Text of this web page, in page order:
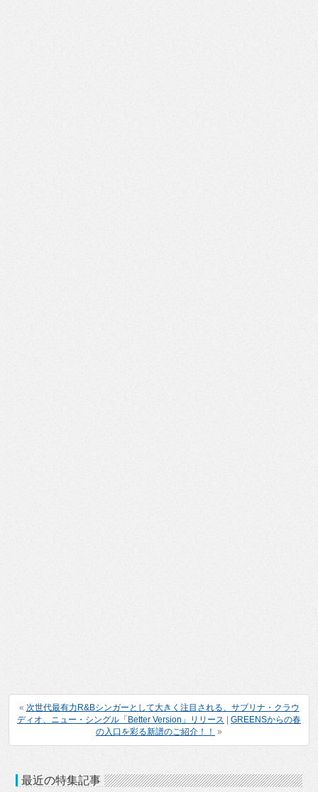
« 次世代最有力R&Bシンガーとして大きく注目される、サブリナ・クラウ
ディオ、ニュー・シングル「Better Version」リリース
GREENSからの春
の入口を彩る新譜のご紹介！！ »
最近の特集記事